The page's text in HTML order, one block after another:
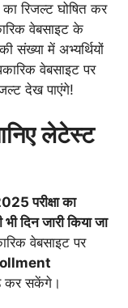
रिजल्ट घोषित कर
वेबसाइट के
में अभ्यर्थियों
वेबसाइट पर
देख पाएंगे!
लेटेस्ट
परीक्षा का
दिन जारी किया जा
वेबसाइट पर
कर सकेंगे।